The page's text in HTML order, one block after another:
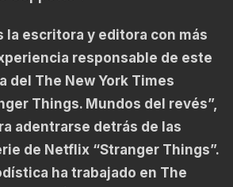
la escritora y editora con más
responsable de este
del The New York Times
Things. Mundos del revés”,
adentrarse detrás de las
de Netflix “Stranger Things”.
ha trabajado en The